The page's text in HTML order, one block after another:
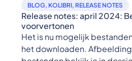
BLOG, KOLIBRI, RELEASE NOTES
Release notes: april 2024:
voorvertonen
Het is nu mogelijk
het downloaden.